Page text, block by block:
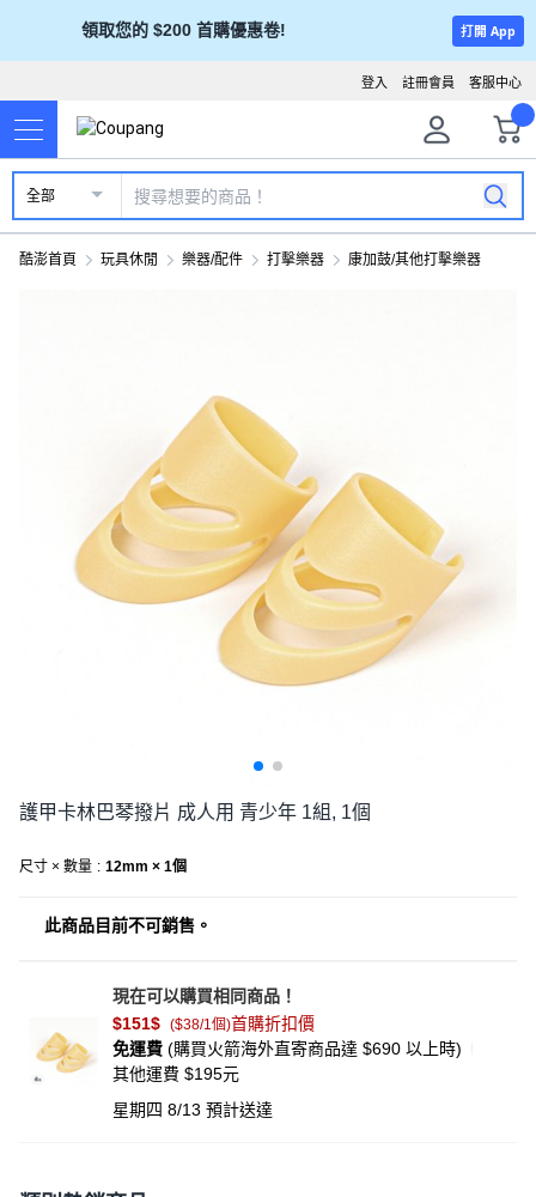
領取您的 $200 首購優惠卷! 打開 App
客服中心
註冊會員
登入
全部
酷澎首頁 玩具休閒 樂器/配件 打擊樂器 康加鼓/其他打擊樂器
護甲卡林巴琴撥片 成人用 青少年 1組, 1個
尺寸 × 數量 : 12mm × 1個
此商品目前不可銷售。
現在可以購買相同商品！
$151$ ($38/1個)首購折扣價
免運費 (購買火箭海外直寄商品達 $690 以上時)
其他運費 $195元
星期四 8/13 預計送達